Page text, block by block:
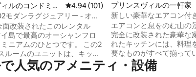
つ星の平均評価
ルのコンドミニ
レビュー101件、5つ星中4.94つ星の平
4.94 (101)
モダンラグジュアリー - オー
ト - エアコン
面改装されたこのレンタル
島で最高のオーシャンフロ
ニアムのひとつです。 この2
ルームのユニットは、キッチ
ルーム、ダイニングルー
メインベッドルームから広
プリンスヴィルの一軒家
新しい豪華なエアコン付
山の景色
エアコンと息をのむ山の
完全に改装された豪華な
れたキッチンには、料理
要なものがすべて揃って
イ島の比類のないビーチ
ルやジャグジーでリラッ
人気のアメニティ・設備